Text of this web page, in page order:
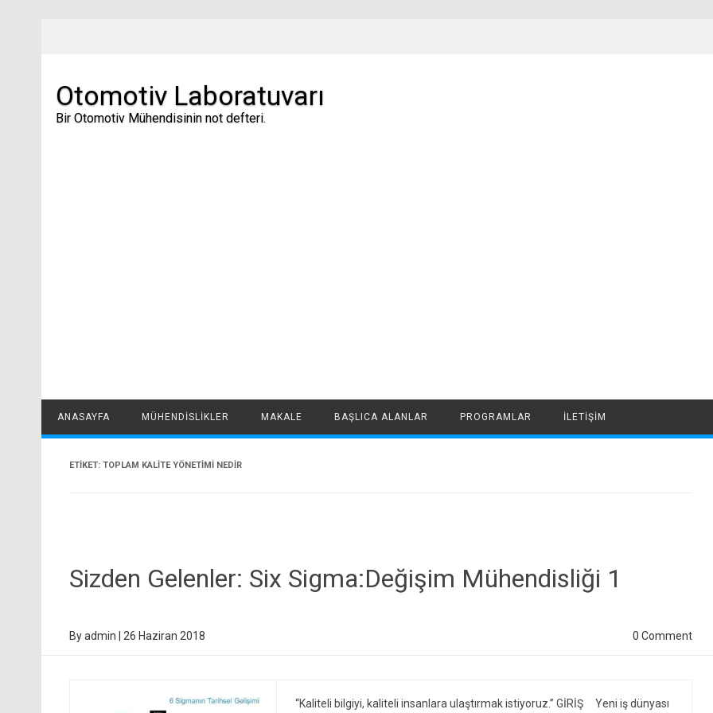
Otomotiv Laboratuvarı
Bir Otomotiv Mühendisinin not defteri.
ANASAYFA MÜHENDISLIKLER MAKALE BAŞLICA ALANLAR PROGRAMLAR İLETIŞIM
ETIKET: TOPLAM KALITE YÖNETIMI NEDIR
Sizden Gelenler: Six Sigma:Değişim Mühendisliği 1
Byadmin 26 Haziran 2018 0 Comment
“Kaliteli bilgiyi, kaliteli insanlara ulaştırmak istiyoruz.” GİRİŞ Yeni iş dünyası